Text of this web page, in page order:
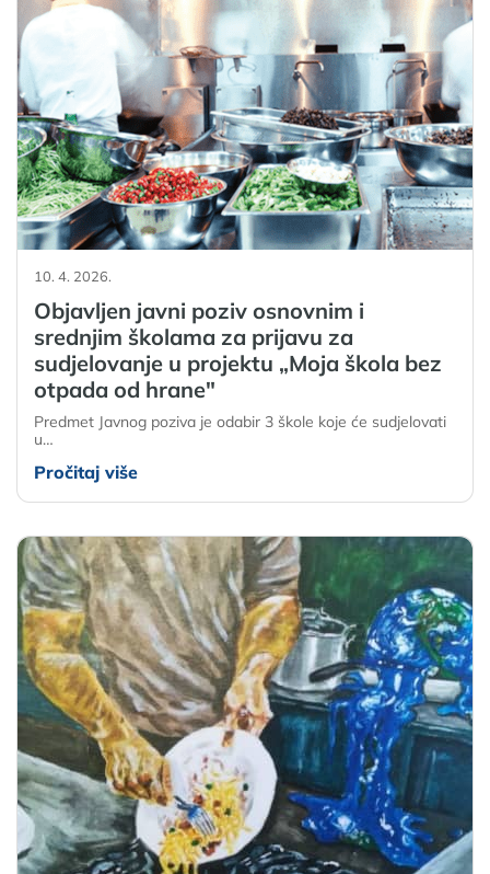
10. 4. 2026.
Objavljen javni poziv osnovnim i
srednjim školama za prijavu za
sudjelovanje u projektu „Moja škola bez
otpada od hrane"
Predmet Javnog poziva je odabir 3 škole koje će sudjelovati
u…
Pročitaj više